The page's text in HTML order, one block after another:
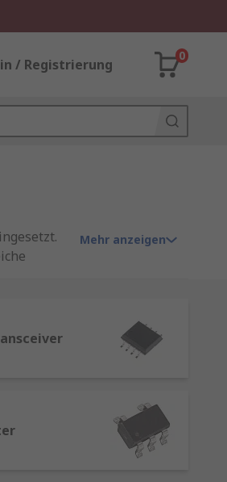
/ Registrierung
0
Mehr anzeigen